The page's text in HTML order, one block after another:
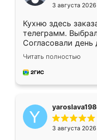
3 августа 2026
Кухню здесь
телеграмм.
Согласовали
недели кухня
довольны
мебель за
Читать полностью
3 августа 2026